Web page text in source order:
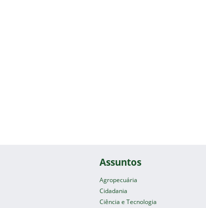
Assuntos
Agropecuária
Cidadania
Ciência e Tecnologia